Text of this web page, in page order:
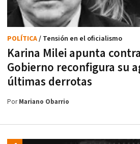
Karina Milei apunta
Gobierno reconfigura su
últimas derrotas
POLÍTICA/ Tensión en el oficialismo
PorMariano Obarrio